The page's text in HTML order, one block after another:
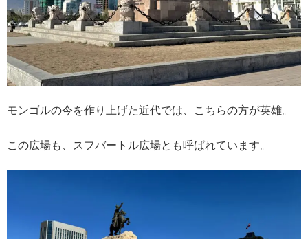
モンゴルの今を作り上げた近代では、こちらの方が英雄。
この広場も、スフバートル広場とも呼ばれています。